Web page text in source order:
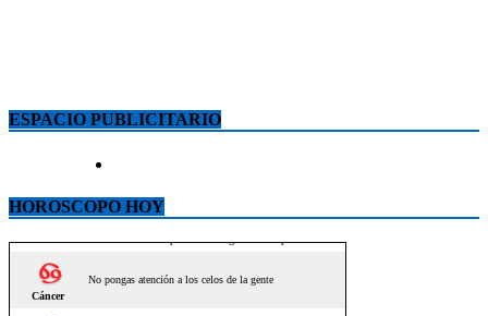
ESPACIO PUBLICITARIO
HOROSCOPO HOY